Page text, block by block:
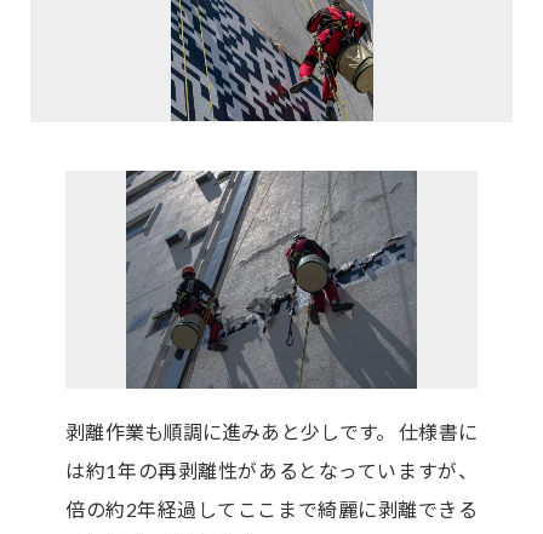
剥離作業も順調に進みあと少しです。 仕様書に
は約1年の再剥離性があるとなっていますが、
倍の約2年経過してここまで綺麗に剥離できる